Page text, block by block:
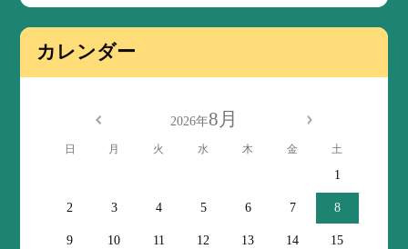
カレンダー
2026年8月
日 月 火 水 木 金 土
1
2 3 4 5 6 7 8
9 10 11 12 13 14 15